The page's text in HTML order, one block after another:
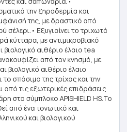
την ξηροδερμία και
της, με δραστικό από
Εξυγιαίνει το τριχωτό
κύτταρα, με αντιμικροβιακό
βιολογικό αιθέριο έλαιο tea
από τον κνησμό, με
βιολογικό αιθέριο έλαιο
σπάσιμο της τρίχας και την
από τις εξωτερικές επιδράσεις
στο σύμπλοκο APISHIELD HS.Το
από ένα τονωτικό και
και βιολογικού